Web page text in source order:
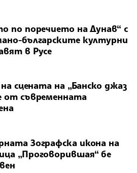
по поречието на Дунав“ с
българските културни
в Русе
сцената на „Банско джаз
от съвременната
Зографска икона на
„Проговорившая“ бе